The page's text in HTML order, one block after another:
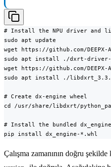
# Install the NPU driver and
sudo apt update
wget https://github.com/
sudo apt install ./dxrt-driver-
wget https://github.com/
sudo apt install ./
# Create dx-engine wheel
cd /usr/share/libdxrt/
# Install the bundled dx_engine
pip install dx_engine-*.whl
Çalışma zamanının doğru